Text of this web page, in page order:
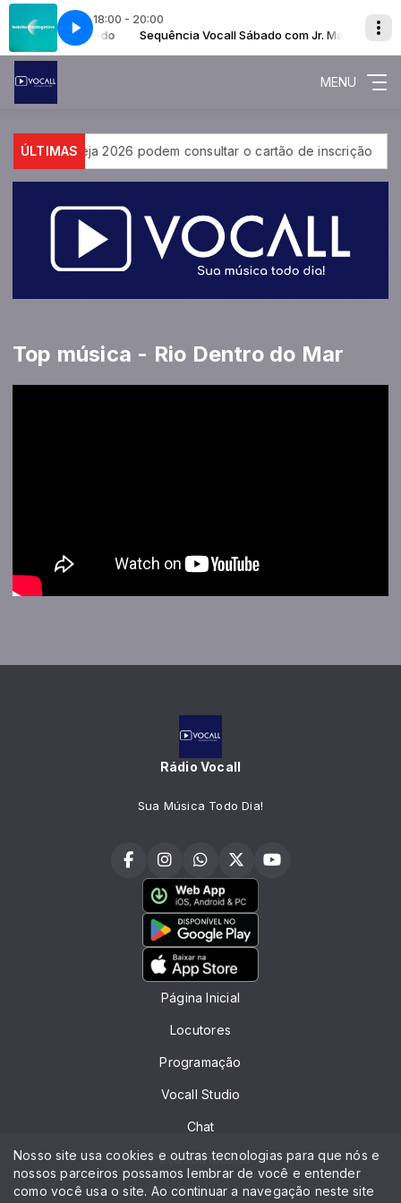
18:00 - 20:00
com Jr. Macedo Sequência Vocall Sábado com Jr. Macedo
COLDPLAY - FEELSLIKEIMFALLINGINLOVE
MENU
ÚLTIMAS
do Encceja 2026 podem consultar o cartão de inscrição
Top música - Rio Dentro do Mar
Rádio Vocall
Sua Música Todo Dia!
Página Inicial
Locutores
Programação
Vocall Studio
Chat
Peça sua música
Contato
Nosso site usa cookies e outras tecnologias para que nós e
nossos parceiros possamos lembrar de você e entender
como você usa o site. Ao continuar a navegação neste site